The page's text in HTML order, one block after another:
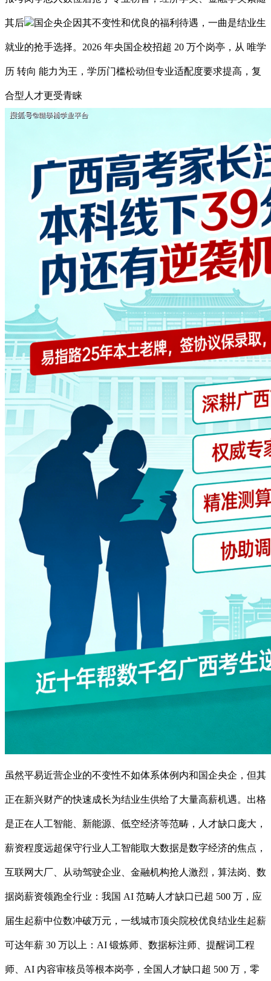
其后 国企央企因其不变性和优良的福利待遇，一曲是结业生
就业的抢手选择。2026 年央国企校招超 20 万个岗亭，从 唯学
历 转向 能力为王，学历门槛松动但专业适配度要求提高，复
合型人才更受青睐
虽然平易近营企业的不变性不如体系体例内和国企央企，但其
正在新兴财产的快速成长为结业生供给了大量高薪机遇。出格
是正在人工智能、新能源、低空经济等范畴，人才缺口庞大，
薪资程度远超保守行业人工智能取大数据是数字经济的焦点，
互联网大厂、从动驾驶企业、金融机构抢人激烈，算法岗、数
据岗薪资领跑全行业：我国 AI 范畴人才缺口已超 500 万，应
届生起薪中位数冲破万元，一线城市顶尖院校优良结业生起薪
可达年薪 30 万以上：AI 锻炼师、数据标注师、提醒词工程
师、AI 内容审核员等根本岗亭，全国人才缺口超 500 万，零